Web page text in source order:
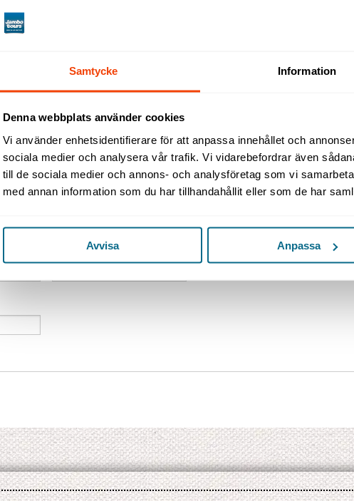
Samtycke Information
Denna webbplats använder cookies
Vi använder enhetsidentifierare för att anpassa innehållet och
sociala medier och analysera vår trafik. Vi vidarebefordrar även
till de sociala medier och annons- och analysföretag som vi
med annan information som du har tillhandahållit eller som de har
Avvisa Anpassa